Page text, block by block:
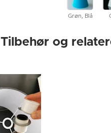
Grøn, Blå
Tilbehør og